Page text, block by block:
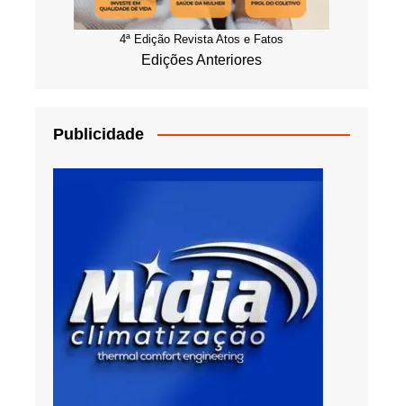
4ª Edição Revista Atos e Fatos
Edições Anteriores
Publicidade